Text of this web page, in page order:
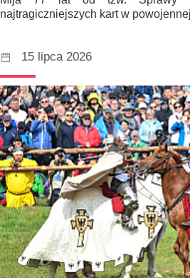
najtragiczniejszych kart w
15 lipca 2026